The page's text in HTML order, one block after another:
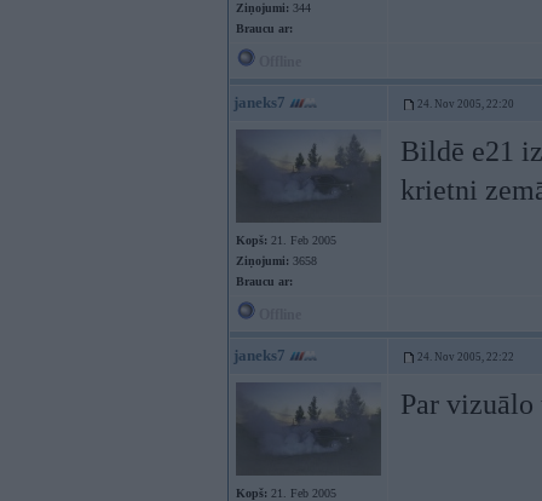
Ziņojumi: 344
Braucu ar:
janeks7 24. Nov 2005, 22:20
Kopš: 21. Feb 2005
Ziņojumi: 3658
Braucu ar:
Bildē e21
krietni
janeks7 24. Nov 2005, 22:22
Kopš: 21. Feb 2005
Par